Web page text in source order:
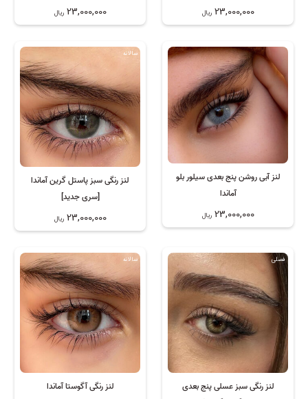
23,000,000 ریال 23,000,000 ریال
لنز آبی روشن پنج بعدی سیلور بلو
آماندا
23,000,000 ریال
لنز رنگی سبز پاستل گرین آماندا
[سری جدید]
23,000,000 ریال
سالانه
لنز رنگی سبز عسلی پنج بعدی
فصلی
لنز رنگی آگوستا آماندا
سالانه